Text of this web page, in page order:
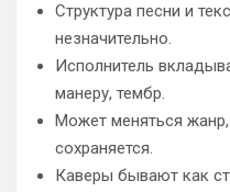
Структура песни и
незначительно.
Исполнитель
манеру, тембр.
Может меняться
сохраняется.
Каверы бывают как